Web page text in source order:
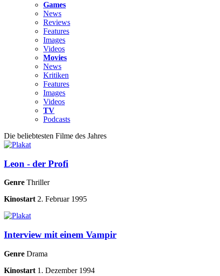
Games
News
Reviews
Features
Images
Videos
Movies
News
Kritiken
Features
Images
Videos
TV
Podcasts
Die beliebtesten Filme des Jahres
Leon - der Profi
Genre Thriller
Kinostart 2. Februar 1995
Interview mit einem Vampir
Genre Drama
Kinostart 1. Dezember 1994